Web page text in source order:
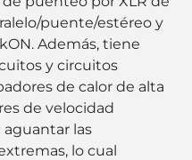
puente/estéreo y
Además, tiene
y circuitos
de calor de alta
de velocidad
aguantar las
lo cual